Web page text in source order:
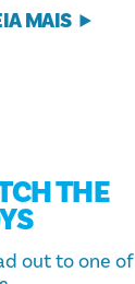
MAIS
THE
out to one of